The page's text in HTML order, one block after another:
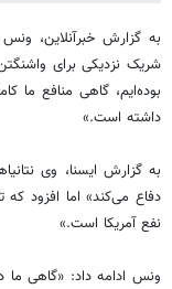
به گزارش خبرآنلاین،
شریک نزدیکی برای
بوده‌ایم، گاهی منافع ما
داشته است.»
به گزارش ایسنا، وی
دفاع می‌کند» اما افزود
نفع آمریکا است.»
ونس ادامه داد: «گاهی